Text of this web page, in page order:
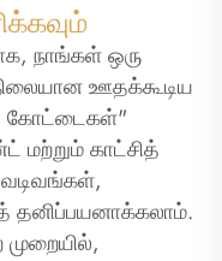
நாங்கள் ஒரு
ஊதக்கூடிய
கோட்டைகள்"
மற்றும் காட்சித்